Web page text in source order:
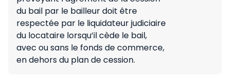
du bail par le bailleur doit être
respectée par le liquidateur judiciaire
du locataire lorsqu’il cède le bail,
avec ou sans le fonds de commerce,
en dehors du plan de cession.